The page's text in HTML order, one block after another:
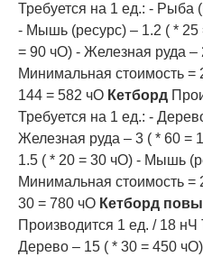
Требуется на 1 ед.: - Рыба
- Мышь (ресурс) – 1.2 ( *
= 90 чО) - Железная руда –
Минимальная стоимость =
144 = 582 чО Кетборд
Требуется на 1 ед.: -
Железная руда – 3 ( * 60 =
1.5 ( * 20 = 30 чО) - Мышь
Минимальная стоимость =
30 = 780 чО Кетборд
Производится 1 ед. / 18 нЧ
Дерево – 15 ( * 30 = 450